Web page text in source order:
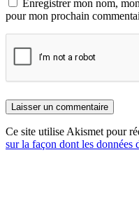
Enregistrer mon nom,
pour mon prochain
Ce site utilise Akismet pour
sur la façon dont les données